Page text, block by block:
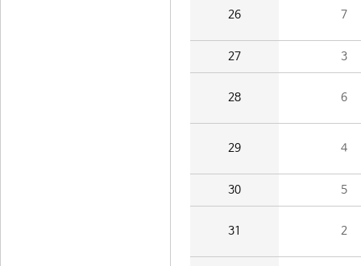
26 7
27 3
28 6
29 4
30 5
31 2